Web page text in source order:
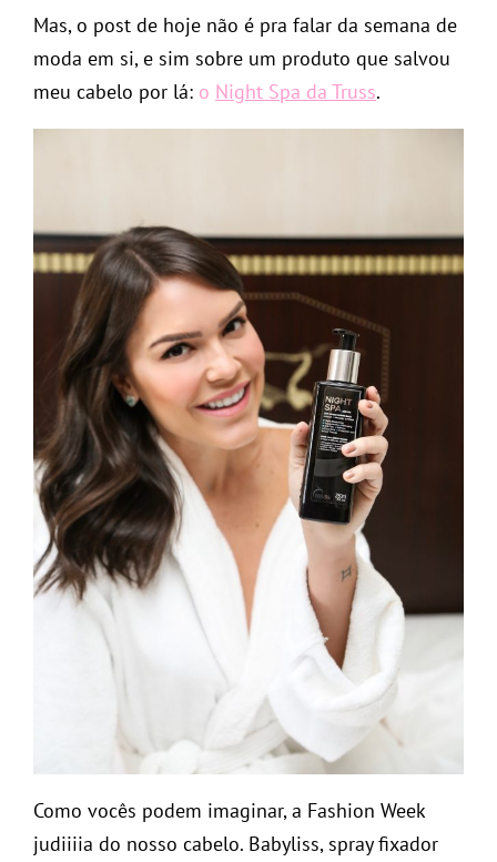
Mas, o post de hoje não é pra falar da semana de
moda em si, e sim sobre um produto que salvou
meu cabelo por lá: o Night Spa da Truss.
Como vocês podem imaginar, a Fashion Week
judiiiia do nosso cabelo. Babyliss, spray fixador